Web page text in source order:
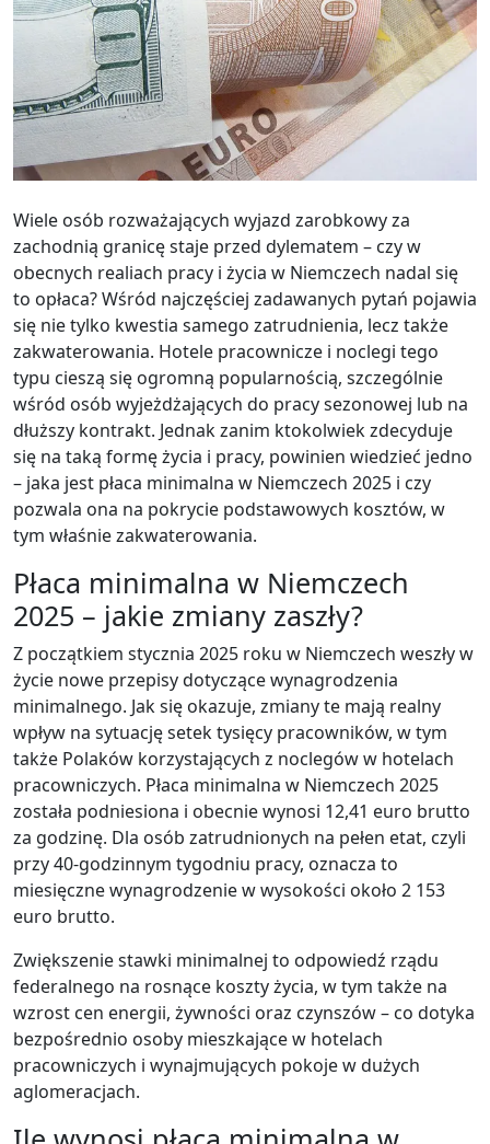
Wiele osób rozważających wyjazd zarobkowy za
zachodnią granicę staje przed dylematem – czy w
obecnych realiach pracy i życia w Niemczech nadal się
to opłaca? Wśród najczęściej zadawanych pytań pojawia
się nie tylko kwestia samego zatrudnienia, lecz także
zakwaterowania. Hotele pracownicze i noclegi tego
typu cieszą się ogromną popularnością, szczególnie
wśród osób wyjeżdżających do pracy sezonowej lub na
dłuższy kontrakt. Jednak zanim ktokolwiek zdecyduje
się na taką formę życia i pracy, powinien wiedzieć jedno
– jaka jest płaca minimalna w Niemczech 2025 i czy
pozwala ona na pokrycie podstawowych kosztów, w
tym właśnie zakwaterowania.
Płaca minimalna w Niemczech
2025 – jakie zmiany zaszły?
Z początkiem stycznia 2025 roku w Niemczech weszły w
życie nowe przepisy dotyczące wynagrodzenia
minimalnego. Jak się okazuje, zmiany te mają realny
wpływ na sytuację setek tysięcy pracowników, w tym
także Polaków korzystających z noclegów w hotelach
pracowniczych. Płaca minimalna w Niemczech 2025
została podniesiona i obecnie wynosi 12,41 euro brutto
za godzinę. Dla osób zatrudnionych na pełen etat, czyli
przy 40-godzinnym tygodniu pracy, oznacza to
miesięczne wynagrodzenie w wysokości około 2 153
euro brutto.
Zwiększenie stawki minimalnej to odpowiedź rządu
federalnego na rosnące koszty życia, w tym także na
wzrost cen energii, żywności oraz czynszów – co dotyka
bezpośrednio osoby mieszkające w hotelach
pracowniczych i wynajmujących pokoje w dużych
aglomeracjach.